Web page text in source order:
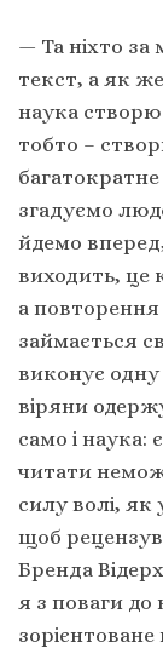
— Та ніхто
текст, а як
наука
тобто –
згадуємо
йдемо
виходить, це
а
займається
виконує одну
віряни
само і наука:
читати
силу волі, як
щоб
Бренда
я з поваги до